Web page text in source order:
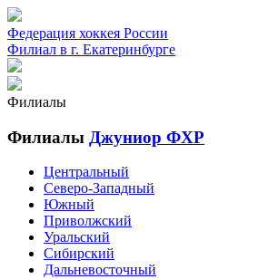
Федерация хоккея России
Филиал в г. Екатеринбурге
Филиалы
Филиалы Джуниор ФХР
Центральный
Северо-Западный
Южный
Приволжский
Уральский
Сибирский
Дальневосточный